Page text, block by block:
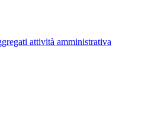
attività amministrativa